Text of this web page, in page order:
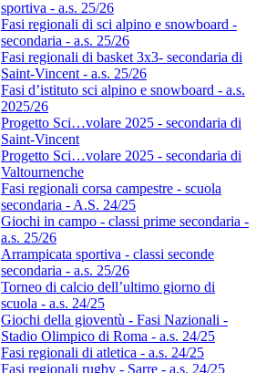
sportiva - a.s. 25/26
Fasi regionali di sci alpino e snowboard -
secondaria - a.s. 25/26
Fasi regionali di basket 3x3- secondaria di
Saint-Vincent - a.s. 25/26
Fasi d’istituto sci alpino e snowboard - a.s.
2025/26
Progetto Sci…volare 2025 - secondaria di
Saint-Vincent
Progetto Sci…volare 2025 - secondaria di
Valtournenche
Fasi regionali corsa campestre - scuola
secondaria - A.S. 24/25
Giochi in campo - classi prime secondaria -
a.s. 25/26
Arrampicata sportiva - classi seconde
secondaria - a.s. 25/26
Torneo di calcio dell’ultimo giorno di
scuola - a.s. 24/25
Giochi della gioventù - Fasi Nazionali -
Stadio Olimpico di Roma - a.s. 24/25
Fasi regionali di atletica - a.s. 24/25
Fasi regionali rugby - Sarre - a.s. 24/25